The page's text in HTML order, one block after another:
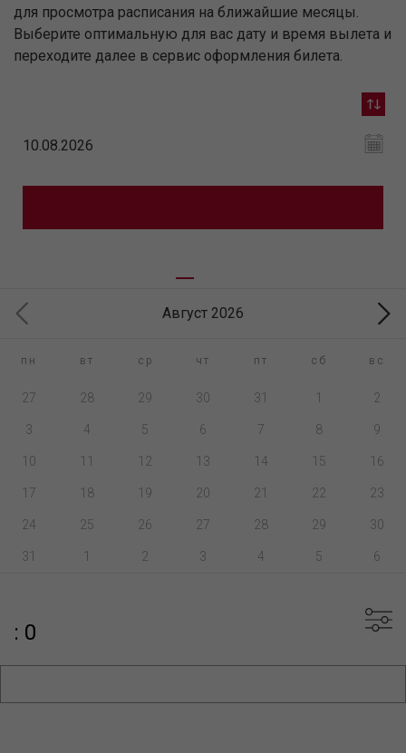
для просмотра расписания на ближайшие месяцы.
Выберите оптимальную для вас дату и время вылета и
переходите далее в сервис оформления билета.
Август 2026
пн вт ср чт пт сб вс
27 28 29 30 31 1 2
3 4 5 6 7 8 9
10 11 12 13 14 15 16
17 18 19 20 21 22 23
24 25 26 27 28 29 30
31 1 2 3 4 5 6
: 0